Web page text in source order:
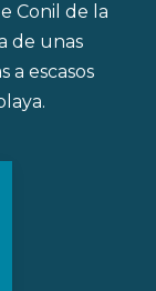
Conil de la
de unas
a escasos